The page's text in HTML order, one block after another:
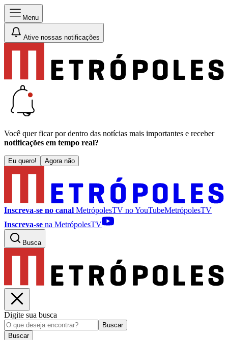
Menu
Ative nossas notificações
Você quer ficar por dentro das notícias mais importantes e receber
notificações em tempo real?
Eu quero! Agora não
Inscreva-se no canal MetrópolesTV noYouTubeMetrópolesTV
Inscreva-se na MetrópolesTV
Busca
Digite sua busca
Buscar
Buscar